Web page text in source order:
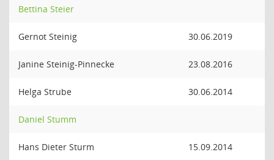
Bettina Steier
Gernot Steinig 30.06.2019
Janine Steinig-Pinnecke 23.08.2016
Helga Strube 30.06.2014
Daniel Stumm
Hans Dieter Sturm 15.09.2014